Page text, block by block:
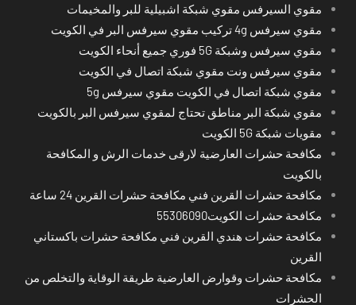
مقوي السيرفس مقوي شبكة اشبيلية للبر والمخيمات
مقوي سيرفس 4g تركيب مقوي سيرفس البر في الكويت
مقوي سيرفس وشبكة 5G فوري جميع أنحاء الكويت
مقوي سيرفس ونت مقوي شبكة اتصال في الكويت
مقوي شبكة اتصال في الكويت مقوي سيرفس 5g
مقوي شبكة البر مناطق تحتاج لمقوي سيرفس البر بالكويت
مقويات شبكة 5G الكويت
مكافحة حشرات العارضية لارقى خدمات الرش و المكافحة
بالكويت
مكافحة حشرات القرين فني مكافحة حشرات القرين 24 ساعة
مكافحة حشرات الكويت55306090
مكافحة حشرات هندي القرين فني مكافحة حشرات باكستاني
القرين
مكافحة حشرات وقوارض العارضية طريقة الوقاية والتخلص من
الحشرات